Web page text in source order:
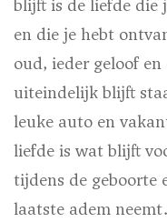
blijft is de liefde die
en die je hebt
oud, ieder geloof
uiteindelijk blijft
leuke auto en
liefde is wat blijft
tijdens de geboorte
laatste adem neemt.